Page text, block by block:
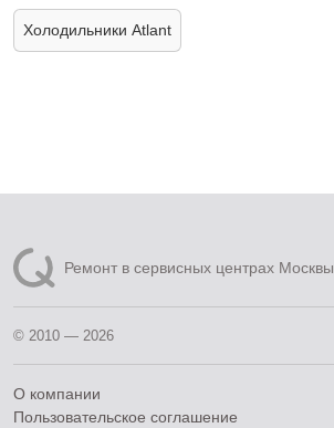
Холодильники Atlant
Ремонт в сервисных центрах Москвы
© 2010 — 2026
О компании
Пользовательское соглашение